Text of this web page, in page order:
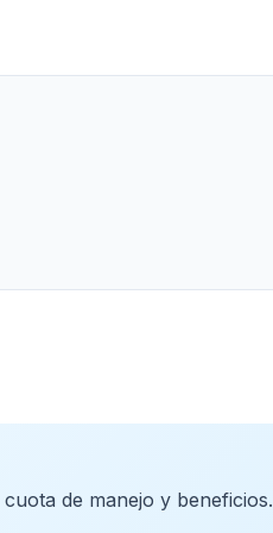
de manejo y beneficios.